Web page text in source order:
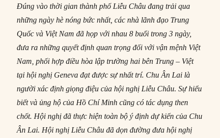
Đúng vào thời gian thành phố Liễu Châu đang trải qua
những ngày hè nóng bức nhất, các nhà lãnh đạo Trung
Quốc và Việt Nam đã họp với nhau 8 buổi trong 3 ngày,
đưa ra những quyết định quan trọng đối với vận mệnh Việt
Nam, phối hợp điều hòa lập trường hai bên Trung – Việt
tại hội nghị Geneva đạtđược sự nhất trí. Chu Ân Lai là
người xác định giọng điệucủa hội nghị Liễu Châu. Sự hiểu
biết và ủng hộcủa Hồ Chí Minh cũng có tác dụng then
chốt. Hội nghị đãthực hiện toàn bộ ý định dự kiếncủa Chu
Ân Lai. Hội nghị Liễu Châu đã dọn đường đưa hội nghị